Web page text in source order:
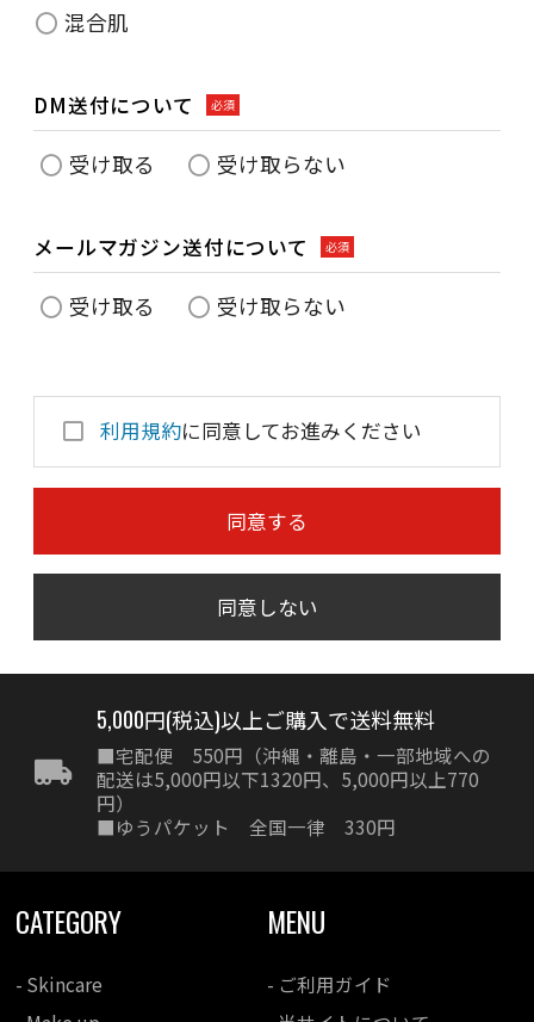
混合肌
DM送付について 必須
受け取る 受け取らない
メールマガジン送付について 必須
受け取る 受け取らない
利用規約に同意してお進みください
同意する
同意しない
5,000円(税込)以上ご購入で送料無料
■宅配便 550円（沖縄・離島・一部地域への
配送は5,000円以下1320円、5,000円以上770
円）
■ゆうパケット 全国一律 330円
CATEGORY
- Skincare
MENU
- ご利用ガイド